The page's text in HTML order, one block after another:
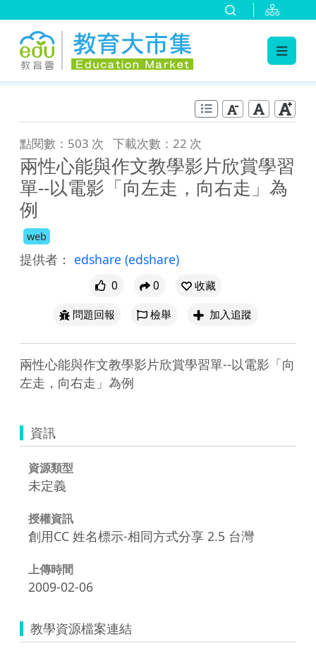
點閱數：503 次 下載次數：22 次
兩性心能與作文教學影片欣賞學習
單--以電影「向左走，向右走」為
例
web
提供者： edshare (edshare)
0 0
收藏
問題回報
檢舉 加入追蹤
兩性心能與作文教學影片欣賞學習單--以電影「向
左走，向右走」為例
資訊
資源類型
未定義
授權資訊
創用CC 姓名標示-相同方式分享 2.5 台灣
上傳時間
2009-02-06
教學資源檔案連結